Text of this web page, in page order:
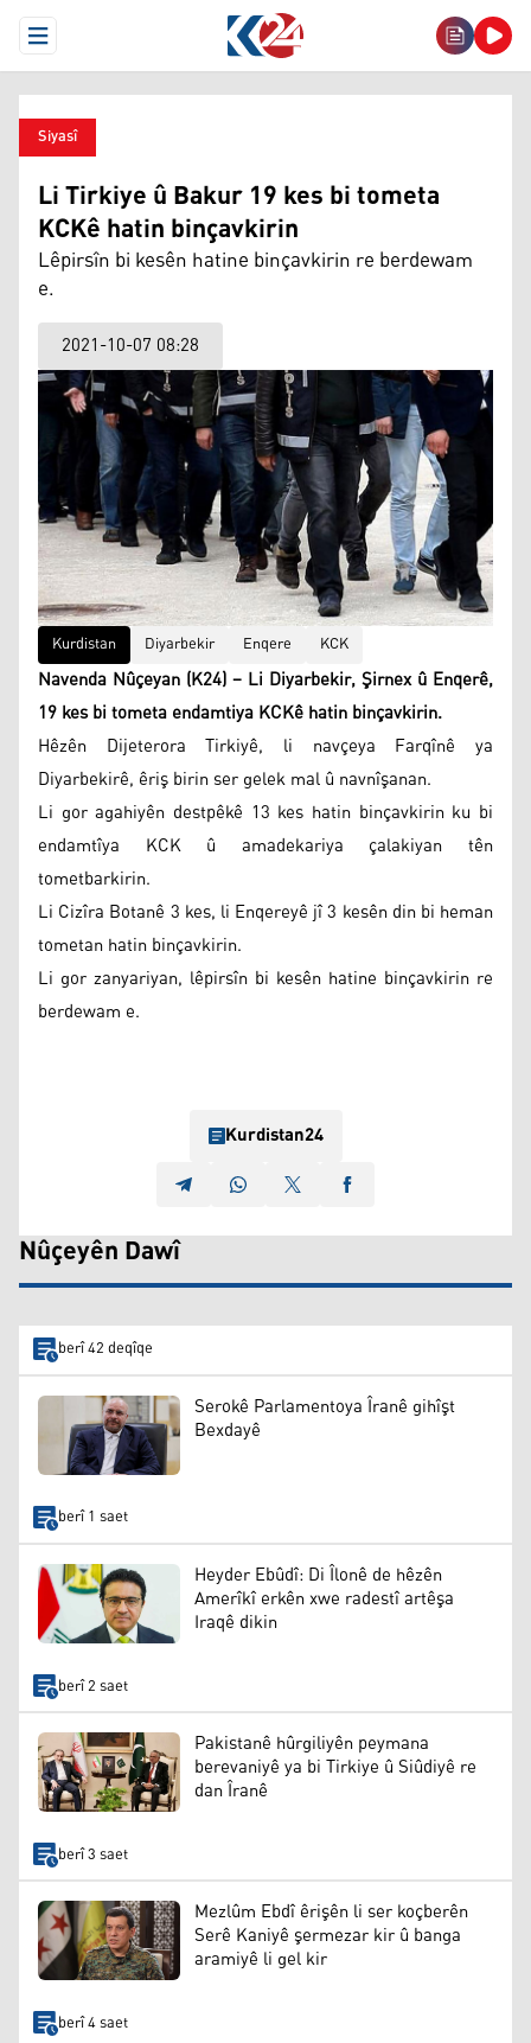
Open Menu
Siyasî
Li Tirkiye û Bakur 19 kes bi tometa
KCKê hatin binçavkirin
Lêpirsîn bi kesên hatine binçavkirin re berdewam
e.
2021-10-07 08:28
Kurdistan Diyarbekir Enqere KCK
Navenda Nûçeyan (K24) – Li Diyarbekir, Şirnex û Enqerê,
19 kes bi tometa endamtiya KCKê hatin binçavkirin.
Hêzên Dijeterora Tirkiyê, li navçeya Farqînê ya
Diyarbekirê, êriş birin ser gelek mal û navnîşanan.
Li gor agahiyên destpêkê 13 kes hatin binçavkirin ku bi
endamtîya KCK û amadekariya çalakiyan tên
tometbarkirin.
Li Cizîra Botanê 3 kes, li Enqereyê jî 3 kesên din bi heman
tometan hatin binçavkirin.
Li gor zanyariyan, lêpirsîn bi kesên hatine binçavkirin re
berdewam e.
Kurdistan24
Nûçeyên Dawî
berî 42 deqîqe
Serokê Parlamentoya Îranê gihîşt
Bexdayê
berî 1 saet
Heyder Ebûdî: Di Îlonê de hêzên
Amerîkî erkên xwe radestî artêşa
Iraqê dikin
berî 2 saet
Pakistanê hûrgiliyên peymana
berevaniyê ya bi Tirkiye û Siûdiyê re
dan Îranê
berî 3 saet
Mezlûm Ebdî êrişên li ser koçberên
Serê Kaniyê şermezar kir û banga
aramiyê li gel kir
berî 4 saet